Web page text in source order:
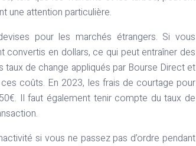
une attention particulière.
pour les marchés étrangers. Si vous
convertis en dollars, ce qui peut entraîner des
de change appliqués par Bourse Direct et
coûts. En 2023, les frais de courtage pour
Il faut également tenir compte du taux de
si vous ne passez pas d’ordre pendant